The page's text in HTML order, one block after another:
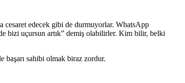
cesaret edecek gibi de durmuyorlar. WhatsApp
bizi uçursun artık” demiş olabilirler. Kim bilir, belki
başarı sahibi olmak biraz zordur.